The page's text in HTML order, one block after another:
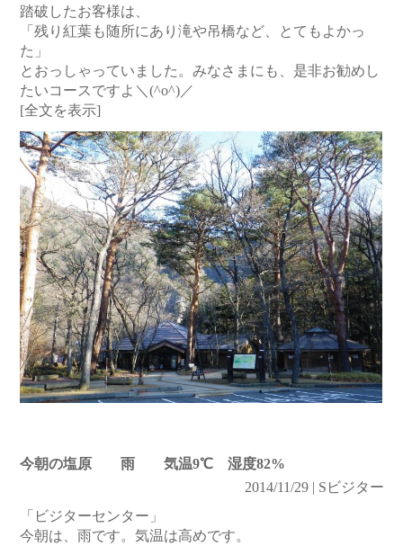
踏破したお客様は、
「残り紅葉も随所にあり滝や吊橋など、とてもよかっ
た」
とおっしゃっていました。みなさまにも、是非お勧めし
たいコースですよ＼(^o^)／
[全文を表示]
今朝の塩原 雨 気温9℃ 湿度82%
2014/11/29 | Sビジター
「ビジターセンター」
今朝は、雨です。気温は高めです。